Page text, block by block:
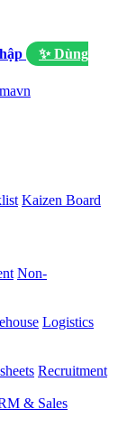
✨ Dùng
Kaizen Board
Non-
Logistics
Recruitment
& Sales